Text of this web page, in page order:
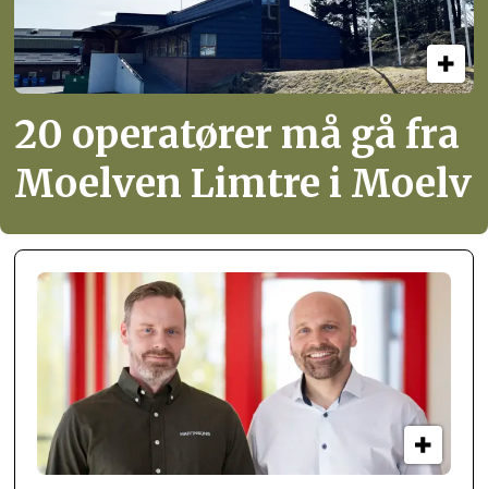
20 operatører må gå fra
Moelven Limtre i Moelv